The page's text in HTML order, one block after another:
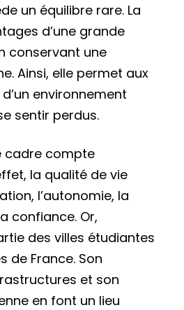
un équilibre rare. La
d’une grande
conservant une
Ainsi, elle permet aux
environnement
sentir perdus.
cadre compte
la qualité de vie
l’autonomie, la
confiance. Or,
des villes étudiantes
de France. Son
et son
en font un lieu